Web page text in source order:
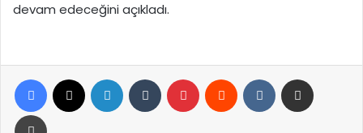
devam edeceğini açıkladı.
Facebook LinkedIn Tumblr Pinterest Reddit VKontakte
Yazdır